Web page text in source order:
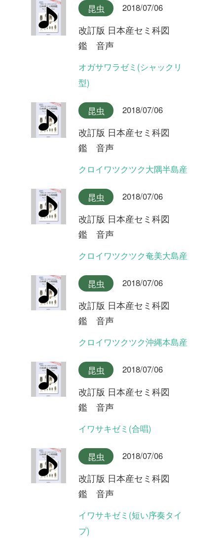
改訂版 日本産セミ科図
鑑 音声
イワサキゼミ(合唱)
改訂版 日本産セミ科図
イワサキゼミ(短い序奏タイ
改訂版 日本産セミ科図
イワサキゼミ(長い序奏タイ
改訂版 日本産セミ科図
鑑 音声
オオシマゼミ沖縄本島産(合
2018/07/06
改訂版 日本産セミ科図
鑑 音声
オオシマゼミ沖縄本島産
鑑 音声
唱)
改訂版 日本産セミ科図
鑑 音声